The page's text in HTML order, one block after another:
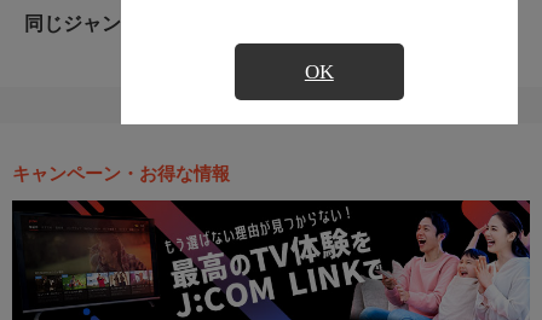
OK
同じジャンルのおすすめ番組
キャンペーン・お得な情報